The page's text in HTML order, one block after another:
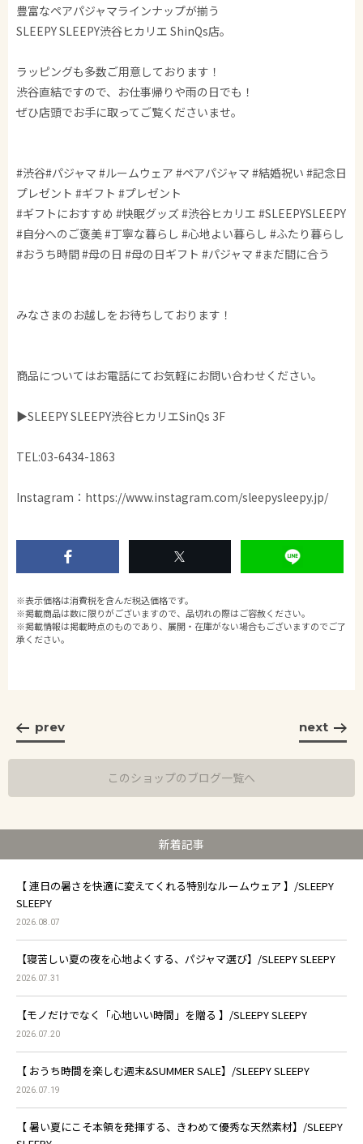
豊富なペアパジャマラインナップが揃う
SLEEPY SLEEPY渋谷ヒカリエ ShinQs店。
ラッピングも多数ご用意しております！
渋谷直結ですので、お仕事帰りや雨の日でも！
ぜひ店頭でお手に取ってご覧くださいませ。
#渋谷#パジャマ #ルームウェア #ペアパジャマ #結婚祝い #記念日
プレゼント #ギフト #プレゼント
#ギフトにおすすめ #快眠グッズ #渋谷ヒカリエ #SLEEPYSLEEPY
#自分へのご褒美 #丁寧な暮らし #心地よい暮らし #ふたり暮らし
#おうち時間 #母の日 #母の日ギフト #パジャマ #まだ間に合う
みなさまのお越しをお待ちしております！
商品についてはお電話にてお気軽にお問い合わせください。
▶SLEEPY SLEEPY渋谷ヒカリエSinQs 3F
TEL:03-6434-1863
Instagram：https://www.instagram.com/sleepysleepy.jp/
※表示価格は消費税を含んだ税込価格です。
※掲載商品は数に限りがございますので、品切れの際はご容赦ください。
※掲載情報は掲載時点のものであり、展開・在庫がない場合もございますのでご了
承ください。
prev next
このショップのブログ一覧へ
新着記事
【 連日の暑さを快適に変えてくれる特別なルームウェア 】/SLEEPY
SLEEPY
2026.08.07
【寝苦しい夏の夜を心地よくする、パジャマ選び】/SLEEPY SLEEPY
2026.07.31
【モノだけでなく「心地いい時間」を贈る 】/SLEEPY SLEEPY
2026.07.20
【 おうち時間を楽しむ週末&SUMMER SALE】/SLEEPY SLEEPY
2026.07.19
【 暑い夏にこそ本領を発揮する、きわめて優秀な天然素材】/SLEEPY